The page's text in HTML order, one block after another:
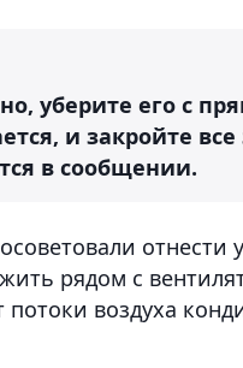
уберите его с
и закройте
в сообщении.
отнести
рядом с
потоки воздуха